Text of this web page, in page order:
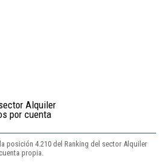
Alquiler
por cuenta
posición 4.210 del Ranking del sector Alquiler
propia.